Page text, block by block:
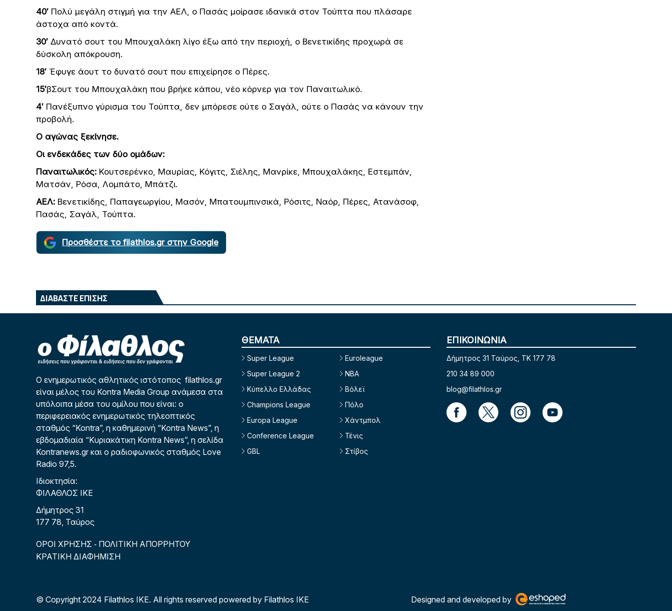
40′ Πολύ μεγάλη στιγμή για την ΑΕΛ, ο Πασάς μοίρασε ιδανικά στον Τούπτα που πλάσαρε
άστοχα από κοντά.
30′ Δυνατό σουτ του Μπουχαλάκη λίγο έξω από την περιοχή, ο Βενετικίδης προχωρά σε
δύσκολη απόκρουση.
18′ Έφυγε άουτ το δυνατό σουτ που επιχείρησε ο Πέρες.
15′βΣουτ του Μπουχαλάκη που βρήκε κάπου, νέο κόρνερ για τον Παναιτωλικό.
4′ Πανέξυπνο γύρισμα του Τούπτα, δεν μπόρεσε ούτε ο Σαγάλ, ούτε ο Πασάς να κάνουν την
προβολή.
Ο αγώνας ξεκίνησε.
Οι ενδεκάδες των δύο ομάδων:
Παναιτωλικός: Κουτσερένκο, Μαυρίας, Κόγιτς, Σιέλης, Μανρίκε, Μπουχαλάκης, Εστεμπάν,
Ματσάν, Ρόσα, Λομπάτο, Μπάτζι.
ΑΕΛ: Βενετικίδης, Παπαγεωργίου, Μασόν, Μπατουμπινσικά, Ρόσιτς, Ναόρ, Πέρες, Ατανάσοφ,
Πασάς, Σαγάλ, Τούπτα.
Προσθέστε το filathlos.gr στην Google
ΔΙΑΒΑΣΤΕ ΕΠΙΣΗΣ
Ο ενημερωτικός αθλητικός ιστότοπος filathlos.gr
είναι μέλος του Kontra Media Group ανάμεσα στα
υπόλοιπα μέσα του ομίλου που είναι: ο
περιφερειακός ενημερωτικός τηλεοπτικός
σταθμός “Kontra”, η καθημερινή “Kontra News”, η
εβδομαδιαία “Κυριακάτικη Kontra News”, η σελίδα
Kontranews.gr και ο ραδιοφωνικός σταθμός Love
Radio 97,5.
Ιδιοκτησία:
ΦΙΛΑΘΛΟΣ ΙΚΕ
Δήμητρος 31
177 78, Ταύρος
ΟΡΟΙ ΧΡΗΣΗΣ - ΠΟΛΙΤΙΚΗ ΑΠΟΡΡΗΤΟΥ
ΚΡΑΤΙΚΗ ΔΙΑΦΗΜΙΣΗ
ΘΕΜΑΤΑ
Super League
Super League 2
Κύπελλο Ελλάδας
Champions League
Europa League
Conference League
GBL
Euroleague
NBA
Βόλεϊ
Πόλο
Χάντμπολ
Τένις
Στίβος
ΕΠΙΚΟΙΝΩΝΙΑ
Δήμητρος 31 Ταύρος, TK 177 78
210 34 89 000
blog@filathlos.gr
© Copyright 2024 Filathlos ΙΚΕ. All rights reserved powered by Filathlos ΙΚΕ Designed and developed by